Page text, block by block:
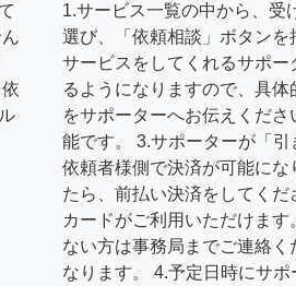
1.サービス一覧の中から、受
選び、「依頼相談」ボタン
サービスをしてくれるサポ
るようになりますので、具
をサポーターへお伝えくだ
能です。 3.サポーターが「引
依頼者様側で決済が可能に
たら、前払い決済をしてく
カードがご利用いただけま
ない方は事務局までご連絡
なります。 4.予定日時にサ